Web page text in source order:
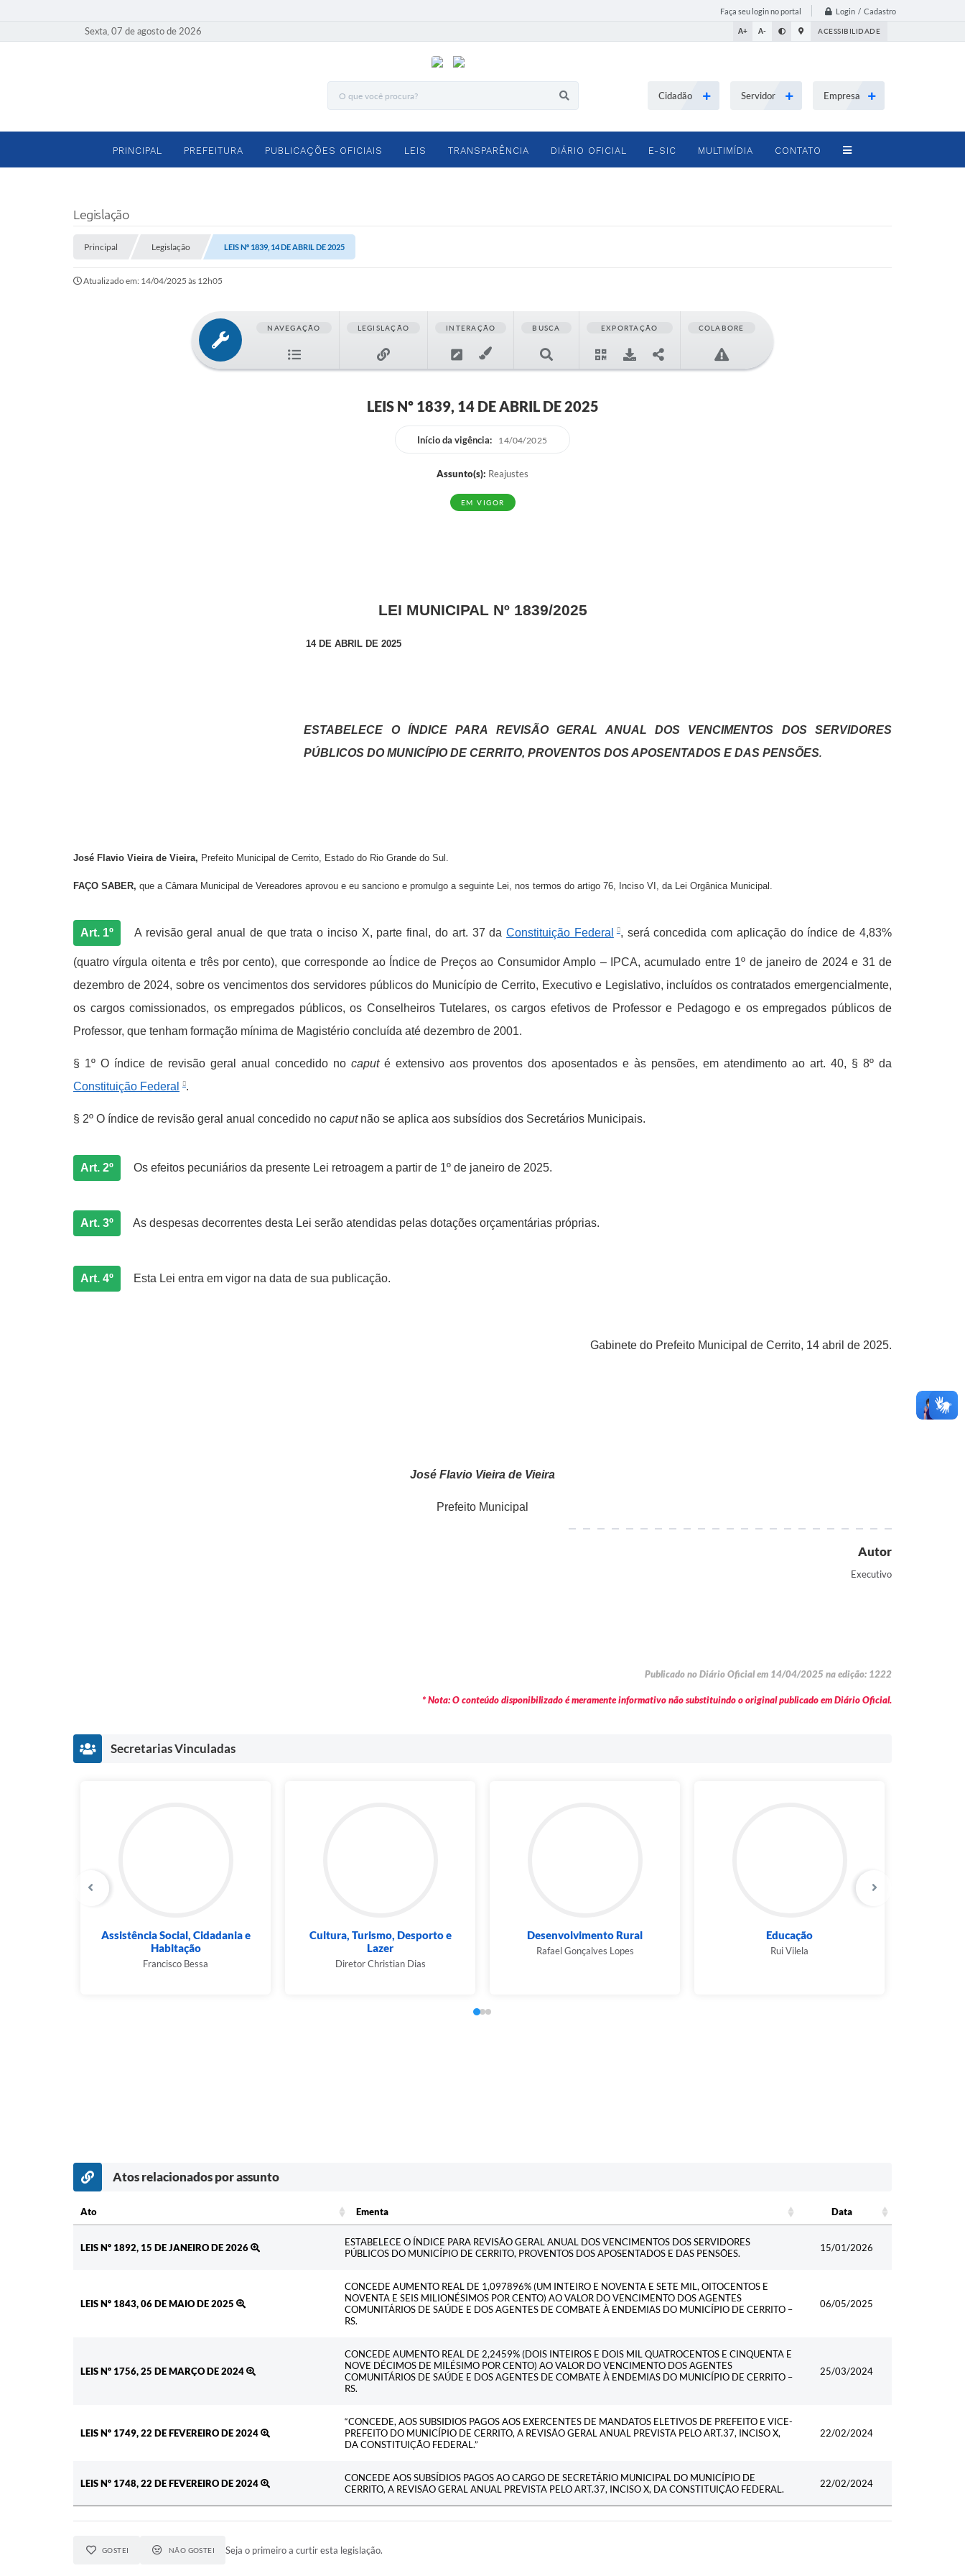
Faça seu login no portal Login / Cadastro
Sexta, 07 de agosto de 2026 A+ A- ACESSIBILIDADE
Cidadão Servidor Empresa
PRINCIPAL PREFEITURA PUBLICAÇÕES OFICIAIS LEIS TRANSPARÊNCIA DIÁRIO OFICIAL E-SIC MULTIMÍDIA CONTATO
Legislação
Principal Legislação LEIS Nº 1839, 14 DE ABRIL DE 2025
Atualizado em: 14/04/2025 às 12h05
NAVEGAÇÃO LEGISLAÇÃO INTERAÇÃO BUSCA EXPORTAÇÃO COLABORE
LEIS Nº 1839, 14 DE ABRIL DE 2025
Início da vigência: 14/04/2025
Assunto(s): Reajustes
EM VIGOR
LEI MUNICIPAL Nº 1839/2025
14 DE ABRIL DE 2025
ESTABELECE O ÍNDICE
PARA REVISÃO GERAL ANUAL DOS VENCIMENTOS DOS SERVIDORES
PÚBLICOS DO MUNICÍPIO DE CERRITO, PROVENTOS DOS APOSENTADOS E DAS PENSÕES.
José Flavio Vieira de Vieira, Prefeito Municipal de Cerrito, Estado do Rio Grande do Sul.
FAÇO SABER, que a Câmara Municipal de Vereadores aprovou e eu sanciono e promulgo a seguinte Lei, nos termos do artigo 76, Inciso VI, da Lei Orgânica Municipal.
Art. 1º A revisão geral anual de que trata o inciso X, parte final, do art. 37 daConstituição Federal , será concedida com aplicação do índice de 4,83%
(quatro vírgula oitenta e três por cento), que corresponde ao Índice de Preços ao Consumidor Amplo – IPCA, acumulado entre 1º de janeiro de 2024 e 31 de
dezembro de 2024, sobre os vencimentos dos servidores públicos do Município de Cerrito, Executivo e Legislativo, incluídos os contratados emergencialmente,
os cargos comissionados, os empregados públicos, os Conselheiros Tutelares, os cargos efetivos de Professor e Pedagogo e os empregados públicos de
Professor, que tenham formação mínima de Magistério concluída até dezembro de 2001.
§ 1º O índice de revisão geral anual concedido no caput é extensivo aos proventos dos aposentados e às pensões, em atendimento ao art. 40, § 8º da
Constituição Federal
.
§ 2º O índice de revisão geral anual concedido no caputnão se aplica aos subsídios dos Secretários Municipais.
Art. 2º Os efeitos pecuniários da presente Lei retroagem a partir de 1º de janeiro de 2025.
Art. 3º As despesas decorrentes desta Lei serão atendidas pelas dotações orçamentárias próprias.
Art. 4º Esta Lei entra em vigor na data de sua publicação.
Gabinete do Prefeito Municipal de Cerrito, 14 abril de 2025.
José Flavio Vieira de Vieira
Prefeito Municipal
Autor
Executivo
Publicado no Diário Oficial em 14/04/2025 na edição: 1222
* Nota: O conteúdo disponibilizado é meramente informativo não substituindo o original publicado em Diário Oficial.
Secretarias Vinculadas
Assistência Social, Cidadania e
Habitação
Francisco Bessa
Cultura, Turismo, Desporto e
Lazer
Diretor Christian Dias
Desenvolvimento Rural
Rafael Gonçalves Lopes
Educação
Rui Vilela
Atos relacionados por assunto
Ato Ementa
Data
LEIS Nº 1892, 15 DE JANEIRO DE 2026
ESTABELECE O ÍNDICE PARA REVISÃO GERAL ANUAL DOS VENCIMENTOS DOS SERVIDORES
PÚBLICOS DO MUNICÍPIO DE CERRITO, PROVENTOS DOS APOSENTADOS E DAS PENSÕES.
15/01/2026
LEIS Nº 1843, 06 DE MAIO DE 2025
CONCEDE AUMENTO REAL DE 1,097896% (UM INTEIRO E NOVENTA E SETE MIL, OITOCENTOS E
NOVENTA E SEIS MILIONÉSIMOS POR CENTO) AO VALOR DO VENCIMENTO DOS AGENTES
COMUNITÁRIOS DE SAÚDE E DOS AGENTES DE COMBATE À ENDEMIAS DO MUNICÍPIO DE CERRITO –
RS.
06/05/2025
LEIS Nº 1756, 25 DE MARÇO DE 2024
CONCEDE AUMENTO REAL DE 2,2459% (DOIS INTEIROS E DOIS MIL QUATROCENTOS E CINQUENTA E
NOVE DÉCIMOS DE MILÉSIMO POR CENTO) AO VALOR DO VENCIMENTO DOS AGENTES
COMUNITÁRIOS DE SAÚDE E DOS AGENTES DE COMBATE À ENDEMIAS DO MUNICÍPIO DE CERRITO –
RS.
25/03/2024
LEIS Nº 1749, 22 DE FEVEREIRO DE 2024
“CONCEDE, AOS SUBSIDIOS PAGOS AOS EXERCENTES DE MANDATOS ELETIVOS DE PREFEITO E VICE-
PREFEITO DO MUNICÍPIO DE CERRITO, A REVISÃO GERAL ANUAL PREVISTA PELO ART.37, INCISO X,
DA CONSTITUIÇÃO FEDERAL.”
22/02/2024
LEIS Nº 1748, 22 DE FEVEREIRO DE 2024
CONCEDE AOS SUBSÍDIOS PAGOS AO CARGO DE SECRETÁRIO MUNICIPAL DO MUNICÍPIO DE
CERRITO, A REVISÃO GERAL ANUAL PREVISTA PELO ART.37, INCISO X, DA CONSTITUIÇÃO FEDERAL.
22/02/2024
GOSTEI NÃO GOSTEI Seja o primeiro a curtir esta legislação.